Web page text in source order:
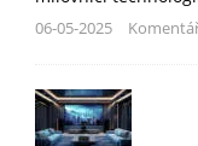
06-05-2025